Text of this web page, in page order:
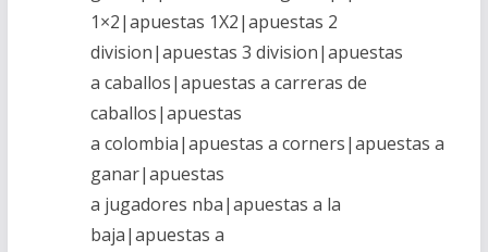
1×2|apuestas 1X2|apuestas 2
division|apuestas 3 division|apuestas
a caballos|apuestas a carreras de
caballos|apuestas
a colombia|apuestas a corners|apuestas a
ganar|apuestas
a jugadores nba|apuestas a la
baja|apuestas a